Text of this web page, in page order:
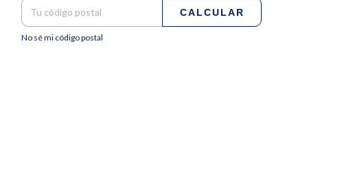
CALCULAR
No sé mi código postal